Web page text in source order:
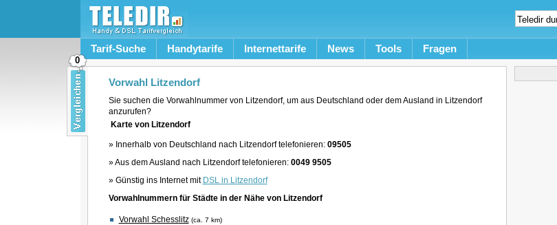
Tarif-Suche Handytarife Internettarife News Tools Fragen
Vorwahl Litzendorf
Sie suchen die Vorwahlnummer von Litzendorf, um aus Deutschland oder dem Ausland in Litzendorf
anzurufen?
Karte von Litzendorf
» Innerhalb von Deutschland nach Litzendorf telefonieren: 09505
» Aus dem Ausland nach Litzendorf telefonieren: 0049 9505
» Günstig ins Internet mit DSL in Litzendorf
Vorwahlnummern für Städte in der Nähe von Litzendorf
Vorwahl Schesslitz (ca. 7 km)
0